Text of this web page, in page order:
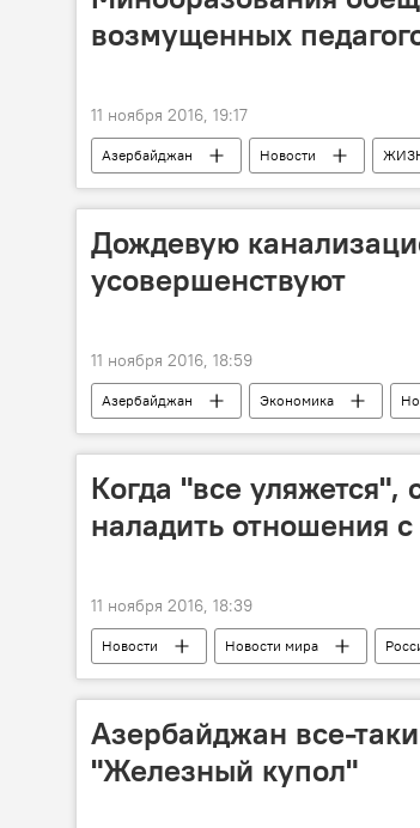
возмущенных
11 ноября 2016, 19:17
Азербайджан Новости
Дождевую
усовершенствуют
11 ноября 2016, 18:59
Азербайджан Экономика
Ливневые стоки
Рабочая группа
Когда "все уляжется",
наладить отношения
11 ноября 2016, 18:39
Новости Новости мира
Азербайджан все-
"Железный купол"